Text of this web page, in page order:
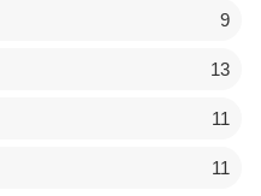
9
13
11
11